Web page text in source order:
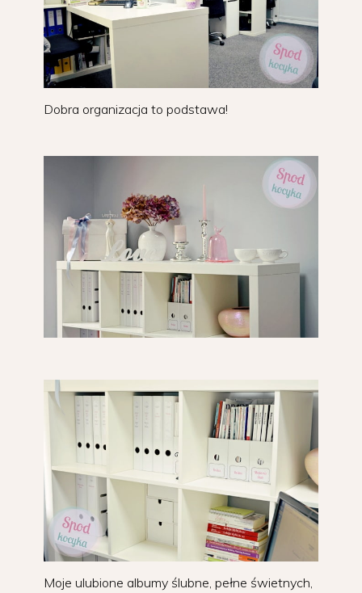
Dobra organizacja to podstawa!
Moje ulubione albumy ślubne, pełne świetnych,